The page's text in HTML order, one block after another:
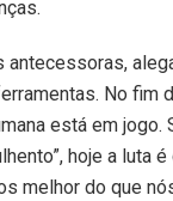
No fim
está em
hoje a luta
melhor do que